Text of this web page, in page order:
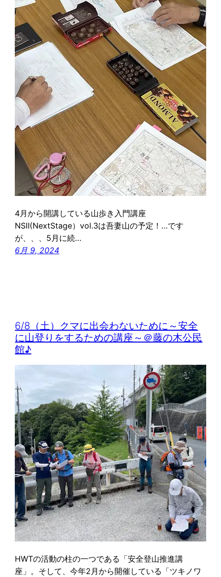
4月から開講している山歩き入門講座
NSⅡ(NextStage）vol.3は吾妻山の予定！…です
が、、、5月に続…
6月 9, 2024
6/8（土）クマに出会わないために～安全
に山登りをするための講座～＠藤の木公民
館♪
HWTの活動の柱の一つである「安全登山推進講
座」。そして、今年2月から開催している「ツキノワ